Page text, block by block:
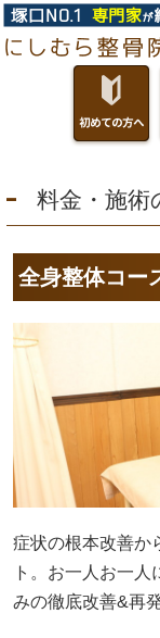
料金・施術
全身整体コー
症状の根本改善か
ト。お一人お一
みの徹底改善&再